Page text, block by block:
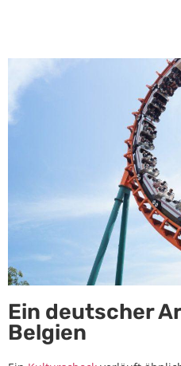
Ein deutscher
Belgien